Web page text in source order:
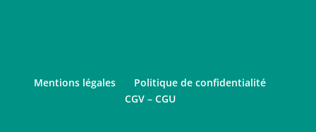
Mentions légales
Politique de confidentialité
CGV – CGU